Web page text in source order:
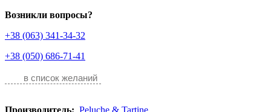
Возникли вопросы?
+38 (063) 341-34-32
+38 (050) 686-71-41
в список желаний
Производитель: Peluche & Tartine